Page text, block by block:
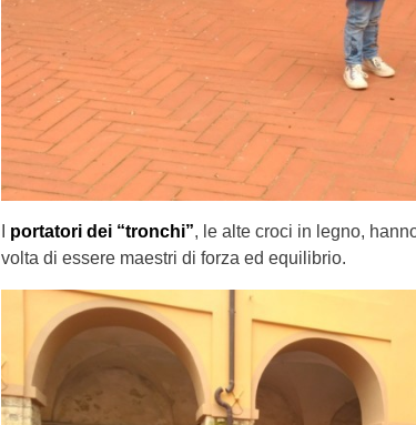
portatori dei “tronchi”, le alte croci in legno,
volta di essere maestri di forza ed equilibrio.